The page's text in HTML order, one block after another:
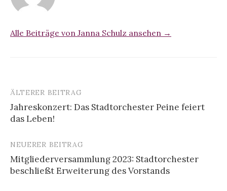
Alle Beiträge von Janna Schulz ansehen →
Beitrags-
Navigation
ÄLTERER BEITRAG
Jahreskonzert: Das Stadtorchester Peine feiert
das Leben!
NEUERER BEITRAG
Mitgliederversammlung 2023: Stadtorchester
beschließt Erweiterung des Vorstands